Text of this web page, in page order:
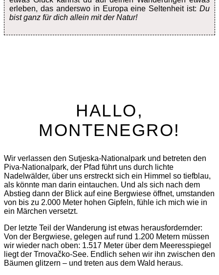
erleben, das anderswo in Europa eine Seltenheit ist: Du
bist ganz für dich allein mit der Natur!
HALLO,
MONTENEGRO!
Wir verlassen den Sutjeska-Nationalpark und betreten den
Piva-Nationalpark, der Pfad führt uns durch lichte
Nadelwälder, über uns erstreckt sich ein Himmel so tiefblau,
als könnte man darin eintauchen. Und als sich nach dem
Abstieg dann der Blick auf eine Bergwiese öffnet, umstanden
von bis zu 2.000 Meter hohen Gipfeln, fühle ich mich wie in
ein Märchen versetzt.
Der letzte Teil der Wanderung ist etwas herausfordernder:
Von der Bergwiese, gelegen auf rund 1.200 Metern müssen
wir wieder nach oben: 1.517 Meter über dem Meeresspiegel
liegt der Trnovačko-See. Endlich sehen wir ihn zwischen den
Bäumen glitzern – und treten aus dem Wald heraus.